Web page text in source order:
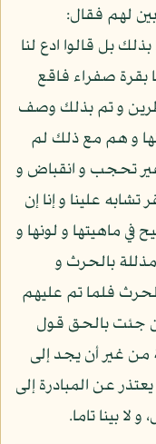
لهم فقال:
بل قالوا ادع لنا
بقرة صفراء فاقع
و تم بذلك وصف
و هم مع ذلك لم
غير تحجب و انقباض و
تشابه علينا و إنا إن
في ماهيتها و لونها و
مذللة بالحرث و
فلما تم عليهم
جئت بالحق قول
من غير أن يجد إلى
عن المبادرة إلى
لا بينا تاما.